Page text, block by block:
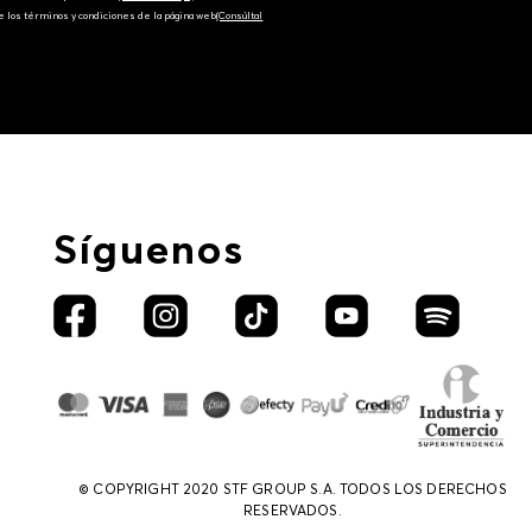
los términos y condiciones de la página web‎(Consúltal
Síguenos
© COPYRIGHT 2020 STF GROUP S.A. TODOS LOS DERECHOS
RESERVADOS.